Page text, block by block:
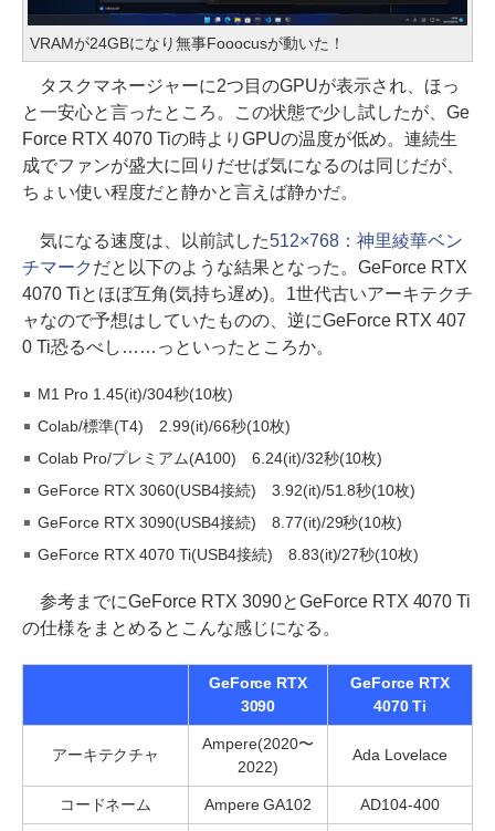
VRAMが24GBになり無事Fooocusが動いた！
タスクマネージャーに2つ目のGPUが表示され、ほっ
と一安心と言ったところ。この状態で少し試したが、Ge
Force RTX 4070 Tiの時よりGPUの温度が低め。連続生
成でファンが盛大に回りだせば気になるのは同じだが、
ちょい使い程度だと静かと言えば静かだ。
気になる速度は、以前試した512×768：神里綾華ベン
チマーク だと以下のような結果となった。GeForce RTX
4070 Tiとほぼ互角(気持ち遅め)。1世代古いアーキテクチ
ャなので予想はしていたものの、逆にGeForce RTX 407
0 Ti恐るべし……っといったところか。
M1 Pro 1.45(it)/304秒(10枚)
Colab/標準(T4) 2.99(it)/66秒(10枚)
Colab Pro/プレミアム(A100) 6.24(it)/32秒(10枚)
GeForce RTX 3060(USB4接続) 3.92(it)/51.8秒(10枚)
GeForce RTX 3090(USB4接続) 8.77(it)/29秒(10枚)
GeForce RTX 4070 Ti(USB4接続) 8.83(it)/27秒(10枚)
参考までにGeForce RTX 3090とGeForce RTX 4070 Ti
の仕様をまとめるとこんな感じになる。
GeForce RTX
3090
GeForce RTX
4070 Ti
アーキテクチャ
Ampere(2020〜
2022)
Ada Lovelace
コードネーム Ampere GA102 AD104-400